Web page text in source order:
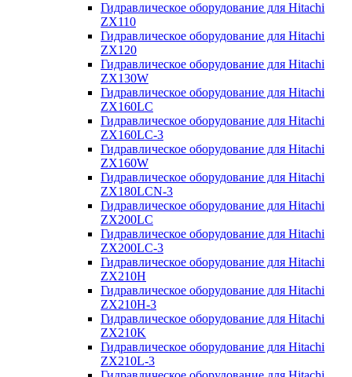
Гидравлическое оборудование для Hitachi
ZX110
Гидравлическое оборудование для Hitachi
ZX120
Гидравлическое оборудование для Hitachi
ZX130W
Гидравлическое оборудование для Hitachi
ZX160LC
Гидравлическое оборудование для Hitachi
ZX160LC-3
Гидравлическое оборудование для Hitachi
ZX160W
Гидравлическое оборудование для Hitachi
ZX180LCN-3
Гидравлическое оборудование для Hitachi
ZX200LC
Гидравлическое оборудование для Hitachi
ZX200LC-3
Гидравлическое оборудование для Hitachi
ZX210H
Гидравлическое оборудование для Hitachi
ZX210H-3
Гидравлическое оборудование для Hitachi
ZX210K
Гидравлическое оборудование для Hitachi
ZX210L-3